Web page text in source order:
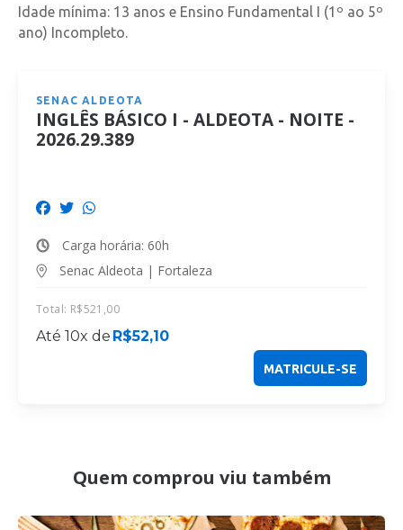
Idade mínima: 13 anos e Ensino Fundamental I (1º ao 5º
ano) Incompleto.
SENAC ALDEOTA
INGLÊS BÁSICO I - ALDEOTA - NOITE -
2026.29.389
Carga horária: 60h
Senac Aldeota | Fortaleza
Total: R$521,00
Até 10x de R$52,10
MATRICULE-SE
Quem comprou viu também